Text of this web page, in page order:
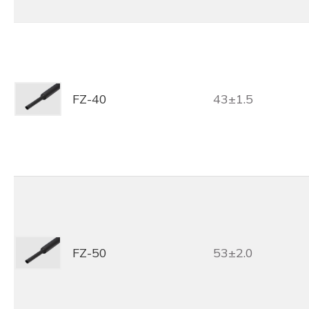
FZ-40 43±1.5
FZ-50 53±2.0